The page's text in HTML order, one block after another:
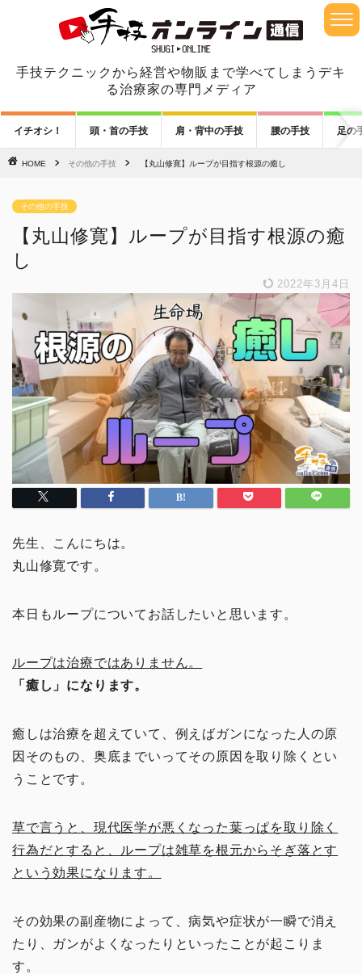
手技テクニックから経営や物販まで学べてしまうデキ
る治療家の専門メディア
イチオシ！ 頭・首の手技 肩・背中の手技 腰の手技 足の
HOME その他の手技 【丸山修寛】ループが目指す根源の癒し
その他の手技
【丸山修寛】ループが目指す根源の癒
し
2022年3月4日
先生、こんにちは。
丸山修寛です。
本日もループについてお話したいと思います。
ループは治療ではありません。
「癒し」になります。
癒しは治療を超えていて、例えばガンになった人の原
因そのもの、奥底までいってその原因を取り除くとい
うことです。
草で言うと、現代医学が悪くなった葉っぱを取り除く
行為だとすると、ループは雑草を根元からそぎ落とす
という効果になります。
その効果の副産物によって、病気や症状が一瞬で消え
たり、ガンがよくなったりといったことが起こりま
す。